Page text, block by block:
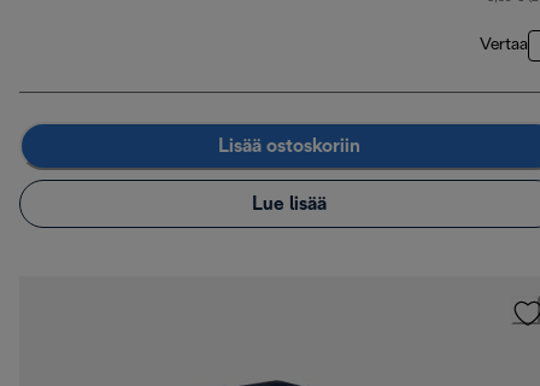
Vertaa
Lisää ostoskoriin
Lue lisää